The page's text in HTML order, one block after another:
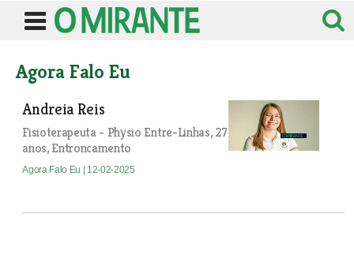
Agora Falo Eu
Andreia Reis
Fisioterapeuta - Physio Entre-Linhas, 27
anos, Entroncamento
Agora Falo Eu | 12-02-2025